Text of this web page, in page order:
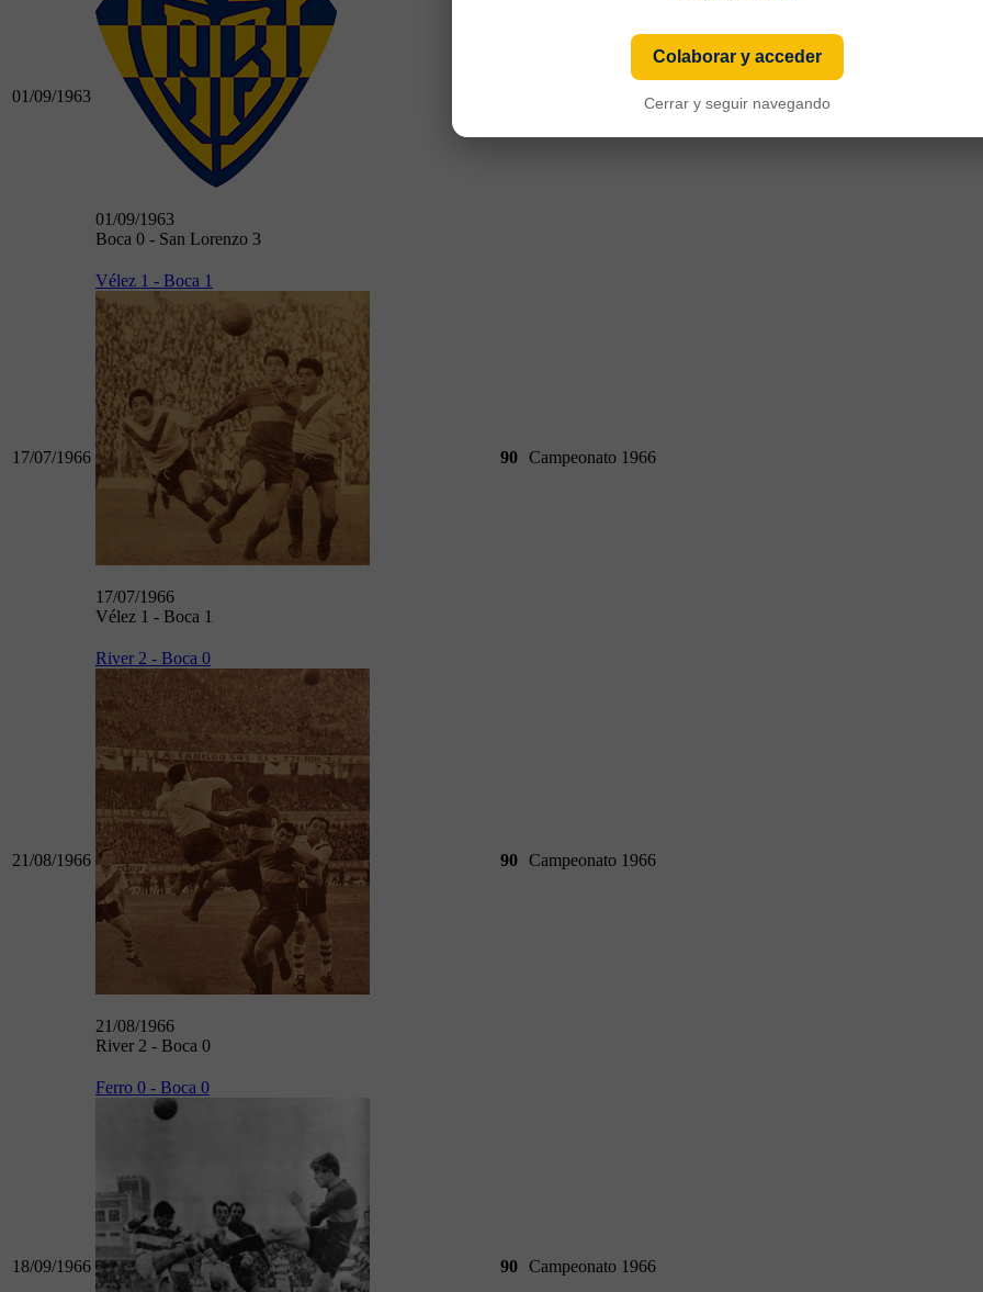
01/09/1963
01/09/1963
Boca 0 - San Lorenzo 3
Campeonato 1963
17/07/1966
Vélez 1 - Boca 1
17/07/1966
Vélez 1 - Boca 1
90 Campeonato 1966
21/08/1966
River 2 - Boca 0
21/08/1966
River 2 - Boca 0
90 Campeonato 1966
18/09/1966
Ferro 0 - Boca 0
90 Campeonato 1966
Colaborar y acceder
Cerrar y seguir navegando